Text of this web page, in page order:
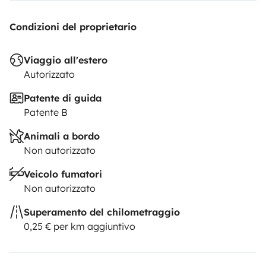
Condizioni del proprietario
Viaggio all'estero
Autorizzato
Patente di guida
Patente B
Animali a bordo
Non autorizzato
Veicolo fumatori
Non autorizzato
Superamento del chilometraggio
0,25 € per km aggiuntivo